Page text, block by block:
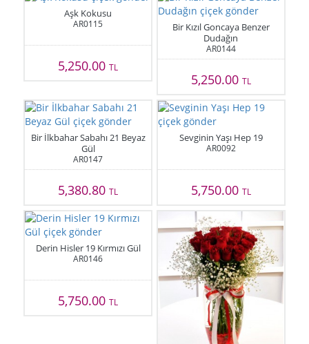
Aşk Kokusu
AR0115
5,250.00TL
Bir Kızıl Goncaya Benzer
Dudağın
AR0144
5,250.00 TL
Bir İlkbahar Sabahı 21 Beyaz
Gül
AR0147
5,380.80TL
Sevginin Yaşı Hep 19
AR0092
5,750.00 TL
Derin Hisler 19 Kırmızı Gül
AR0146
5,750.00TL